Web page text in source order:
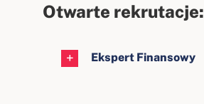
Otwarte rekrutacje:
Ekspert Finansowy